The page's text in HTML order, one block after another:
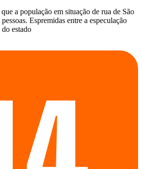
a população em situação de rua de São
Espremidas entre a especulação
estado